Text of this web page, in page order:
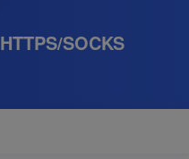
HTTPS/SOCKS